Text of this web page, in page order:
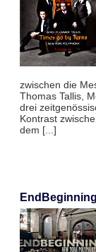
zwischen die
Thomas Tallis,
drei
Kontrast
dem [...]
EndBeginning